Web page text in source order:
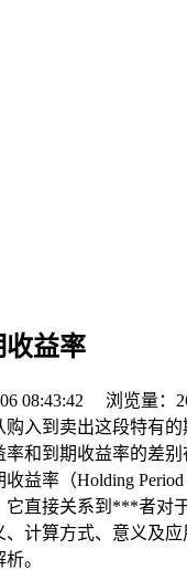
收益率
08:43:42
浏览量：
入到卖出这段特有
和到期收益率的差别
益率（Holding
它直接关系到***者对
、计算方式、意义及
。